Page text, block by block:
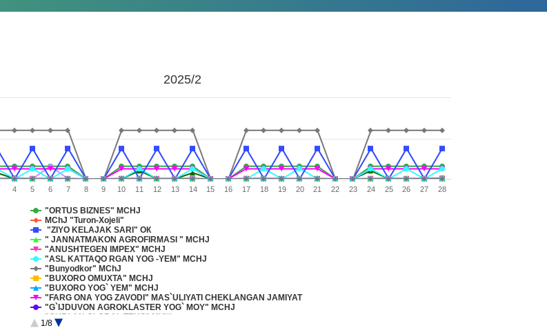
2025/2
"ORTUS BIZNES" MCHJ
MChJ "Turon-Xojeli"
"ZIYO KELAJAK SARI" ОК
" JANNATMAKON AGROFIRMASI " MCHJ
"ANUSHTEGEN IMPEX" MCHJ
"ASL KATTAQO RGAN YOG -YEM" MCHJ
"Bunyodkor" MChJ
"BUXORO OMUXTA" MCHJ
"BUXORO YOG` YEM" MCHJ
"FARG ONA YOG ZAVODI" MAS`ULIYATI CHEKLANGAN JAMIYAT
"G`IJDUVON AGROKLASTER YOG` MOY" MCHJ
"GURLAN GLOBAL TEKS" МЧЖ
1/8
4 5 6 7 8 9 10 11 12 13 14 15 16 17 18 19 20 21 22 23 24 25 26 27 28